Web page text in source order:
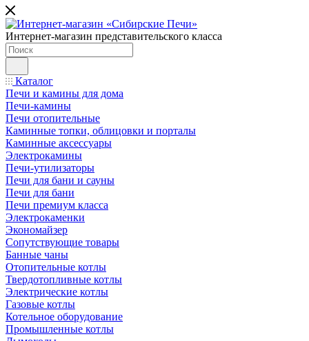
Интернет-магазин представительского класса
Каталог
Печи и камины для дома
Печи-камины
Печи отопительные
Каминные топки, облицовки и порталы
Каминные аксессуары
Электрокамины
Печи-утилизаторы
Печи для бани и сауны
Печи для бани
Печи премиум класса
Электрокаменки
Экономайзер
Сопутствующие товары
Банные чаны
Отопительные котлы
Твердотопливные котлы
Электрические котлы
Газовые котлы
Котельное оборудование
Промышленные котлы